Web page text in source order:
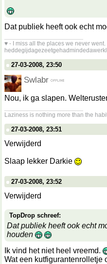
Dat publiek heeft ook echt
♥ - I miss all the places we never went.
27-03-2008, 23:50
Swlabr
Nou, ik ga slapen.
Laziness is nothing more than the
27-03-2008, 23:51
Verwijderd
Slaap lekker Darkie
27-03-2008, 23:52
Verwijderd
TopDrop schreef:
Dat publiek heeft ook echt
houden
Ik vind het niet heel vreemd.
Wat een kutfigurantenrolletje